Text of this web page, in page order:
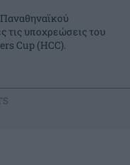
Παναθηναϊκού
τις υποχρεώσεις του
Cup (HCC).